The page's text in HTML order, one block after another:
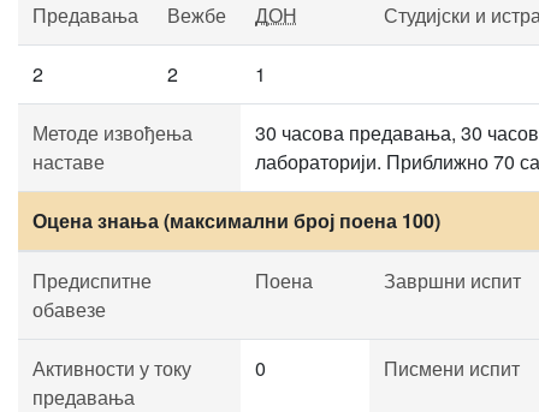
Предавања Вежбе ДОН Студијски и
2 2 1
Методе извођења
наставе
30 часова предавања, 30
лабораторији. Приближно 70
Оцена знања (максимални број поена 100)
Предиспитне
обавезе
Поена Завршни испит
Активности у току
предавања
0 Писмени испит